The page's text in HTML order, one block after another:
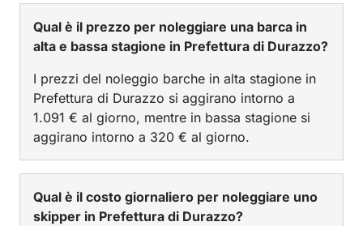
Qual è il prezzo per noleggiare una barca in
alta e bassa stagione in Prefettura di Durazzo?
I prezzi del noleggio barche in alta stagione in
Prefettura di Durazzo si aggirano intorno a
1.091 € al giorno, mentre in bassa stagione si
aggirano intorno a 320 € al giorno.
Qual è il costo giornaliero per noleggiare uno
skipper in Prefettura di Durazzo?